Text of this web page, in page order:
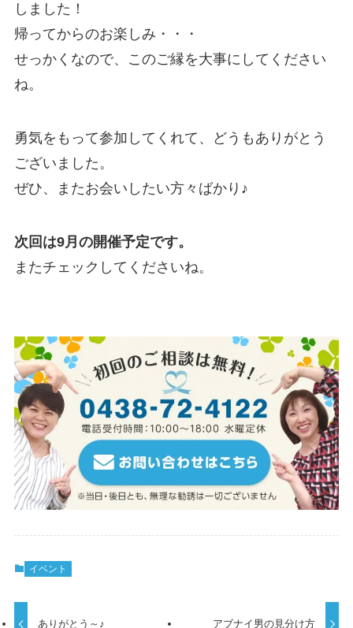
しました！
帰ってからのお楽しみ・・・
せっかくなので、このご縁を大事にしてください
ね。
勇気をもって参加してくれて、どうもありがとう
ございました。
ぜひ、またお会いしたい方々ばかり♪
次回は9月の開催予定です。
またチェックしてくださいね。
イベント
ありがとう～♪ アブナイ男の見分け方